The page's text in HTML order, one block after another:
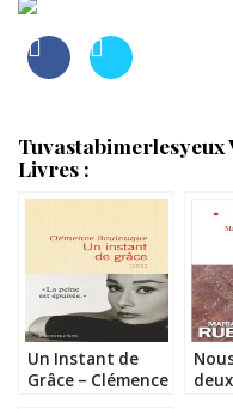
Tuvastabimerlesyeux
Livres :
Un Instant de
Grâce – Clémence